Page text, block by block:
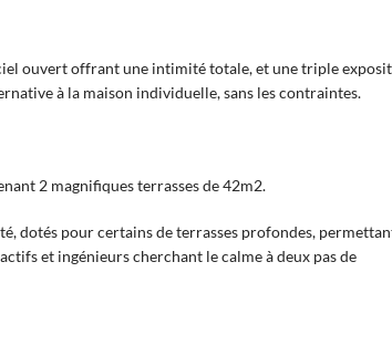
ouvert offrant une intimité totale, et une triple
à la maison individuelle, sans les contraintes.
2 magnifiques terrasses de 42m2.
dotés pour certains de terrasses profondes,
et ingénieurs cherchant le calme à deux pas de